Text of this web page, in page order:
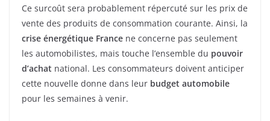
Ce surcoût sera probablement répercuté sur les prix de
vente des produits de consommation courante. Ainsi, la
crise énergétique France ne concerne pas seulement
les automobilistes, mais touche l’ensemble du pouvoir
d’achat national. Les consommateurs doivent anticiper
cette nouvelle donne dans leur budget automobile
pour les semaines à venir.